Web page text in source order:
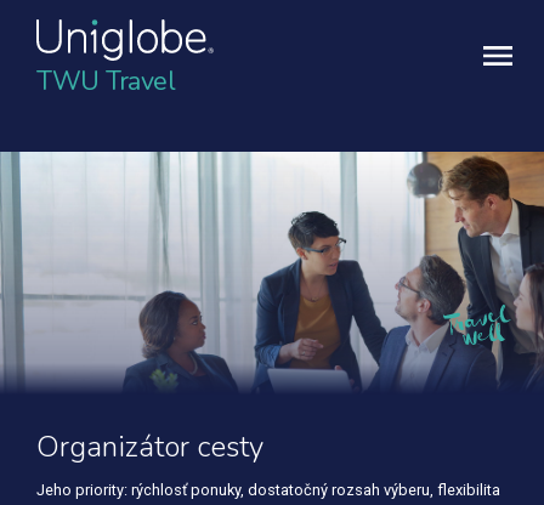
TWU Travel
Organizátor cesty
Jeho priority: rýchlosť ponuky, dostatočný rozsah výberu, flexibilita